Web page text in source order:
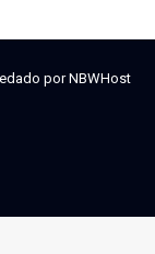
por NBWHost